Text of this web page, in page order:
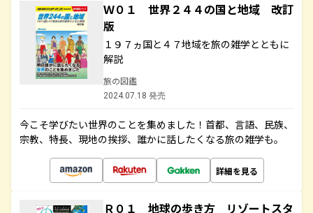
Ｗ０１ 世界２４４の国と地域 改訂
版
１９７ヵ国と４７地域を旅の雑学とともに
解説
旅の図鑑
2024.07.18 発売
今こそ学びたい世界のことを集めました！首都、言語、民族、
宗教、特長、現地の挨拶、誰かに話したくなる旅の雑学も。
詳細を見る
Ｒ０１ 地球の歩き方 リゾートスタ